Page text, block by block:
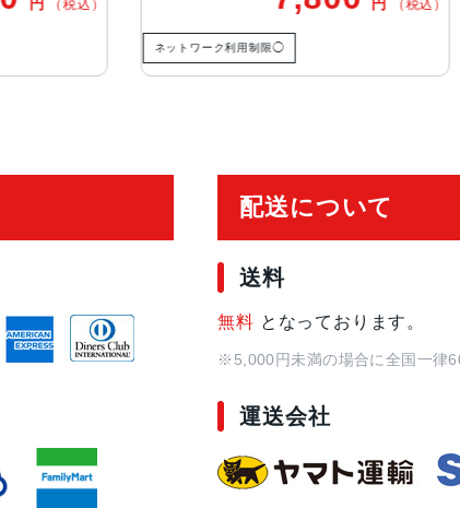
（税込） （税込）
ネットワーク利用制限◯
配送について
送料
無料 となっております。
※5,000円未満の場合に全国一律
運送会社